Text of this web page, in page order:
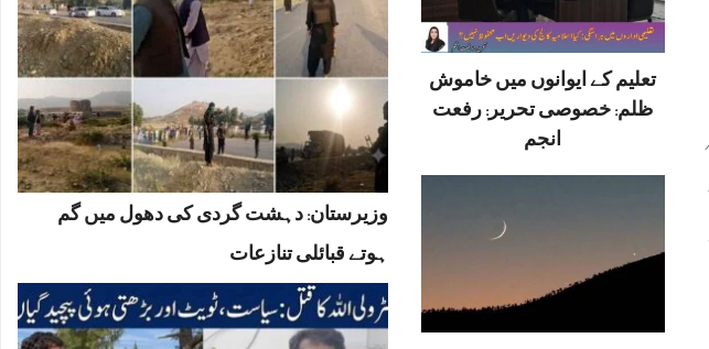
تعلیم کے ایوانوں میں خاموش
ظلم: خصوصی تحریر: رفعت
انجم
وزیرستان: دہشت گردی کی دھول میں گم
ہوتے قبائلی تنازعات